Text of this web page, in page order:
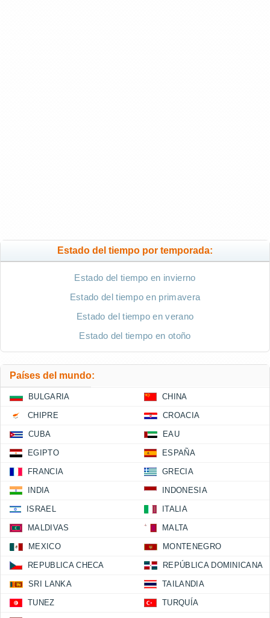
Estado del tiempo por temporada:
Estado del tiempo en invierno
Estado del tiempo en primavera
Estado del tiempo en verano
Estado del tiempo en otoño
Países del mundo:
BULGARIA CHINA
CHIPRE CROACIA
CUBA EAU
EGIPTO ESPAÑA
FRANCIA GRECIA
INDIA INDONESIA
ISRAEL ITALIA
MALDIVAS MALTA
MEXICO MONTENEGRO
REPUBLICA CHECA REPÚBLICA DOMINICANA
SRI LANKA TAILANDIA
TUNEZ TURQUÍA